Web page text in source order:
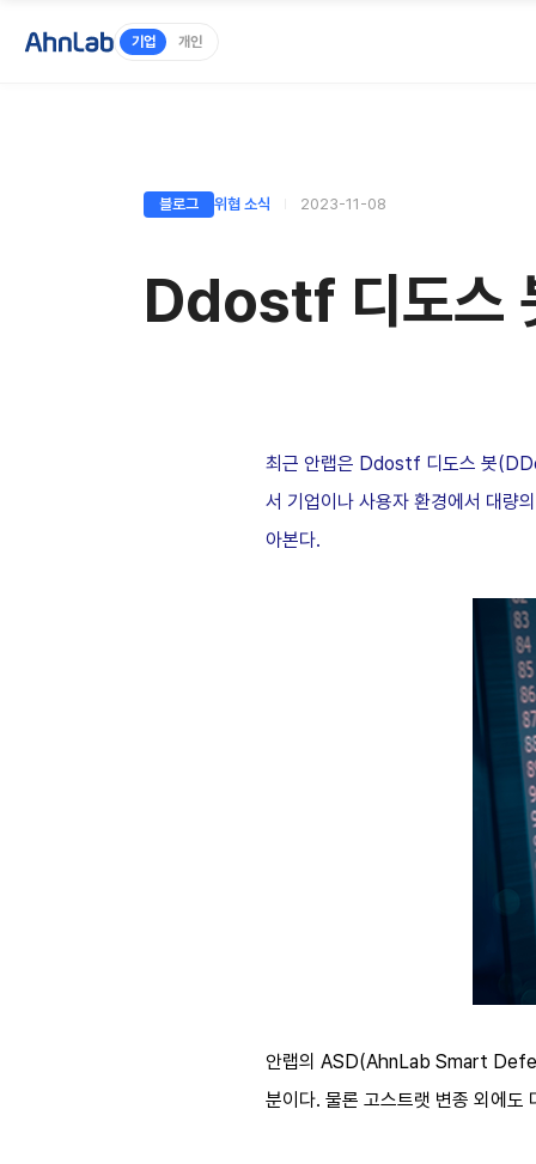
기업 개인
블로그 위협 소식 2023-11-08
Ddostf 디도스
최근 안랩은 Ddostf 디도스 봇
서 기업이나 사용자 환경에서 대량
아본다.
안랩의 ASD(AhnLab Smart
분이다. 물론 고스트랫 변종 외에도